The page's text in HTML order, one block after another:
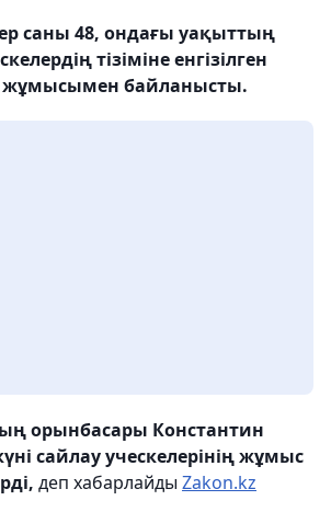
саны 48, ондағы уақыттың
тізіміне енгізілген
байланысты.
орынбасары Константин
сайлау уческелерінің жұмыс
деп хабарлайды Zakon.kz